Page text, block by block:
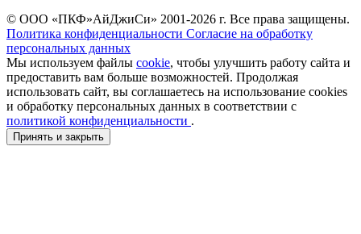
© ООО «ПКФ»АйДжиСи» 2001-2026 г. Все права защищены.
Политика конфиденциальности Согласие на обработку
персональных данных
Мы используем файлы cookie, чтобы улучшить работу сайта и
предоставить вам больше возможностей. Продолжая
использовать сайт, вы соглашаетесь на использование cookies
и обработку персональных данных в соответствии с
политикой конфиденциальности .
Принять и закрыть